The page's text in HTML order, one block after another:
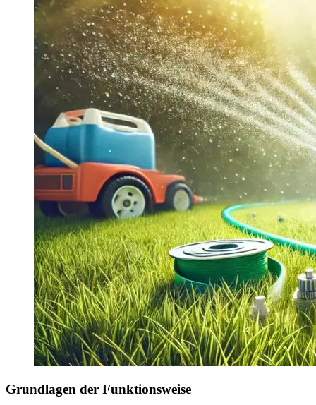
Grundlagen der Funktionsweise